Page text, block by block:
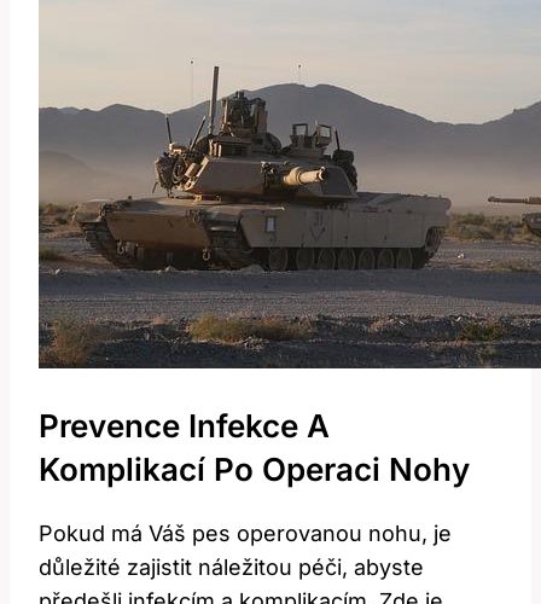
Prevence Infekce A
Komplikací Po Operaci Nohy
Pokud má Váš pes operovanou nohu, je
důležité zajistit náležitou péči, abyste